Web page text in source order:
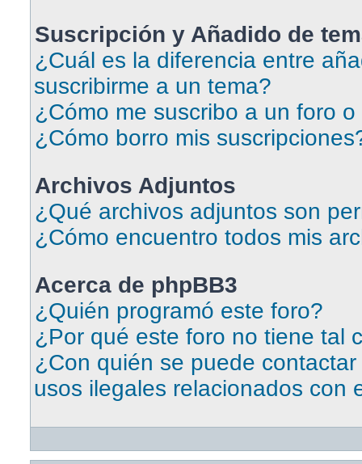
Suscripción y Añadido de
¿Cuál es la diferencia entre
suscribirme a un tema?
¿Cómo me suscribo a un foro
¿Cómo borro mis
Archivos Adjuntos
¿Qué archivos adjuntos son
¿Cómo encuentro todos mis
Acerca de phpBB3
¿Quién programó este foro?
¿Por qué este foro no tiene tal
¿Con quién se puede
usos ilegales relacionados con